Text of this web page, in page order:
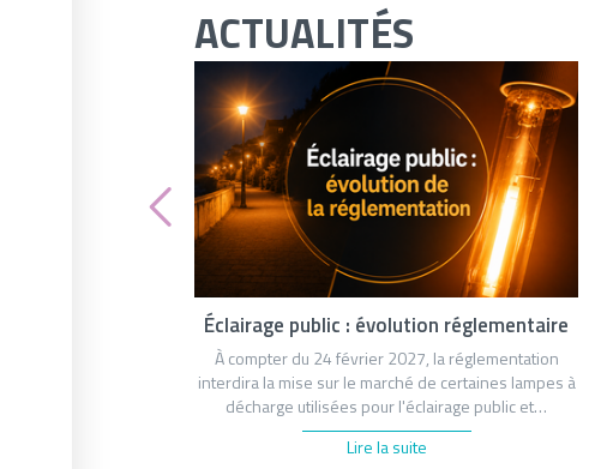
ACTUALITÉS
Éclairage public : évolution réglementaire
À compter du 24 février 2027, la réglementation
interdira la mise sur le marché de certaines lampes à
décharge utilisées pour l'éclairage public et…
Lire la suite